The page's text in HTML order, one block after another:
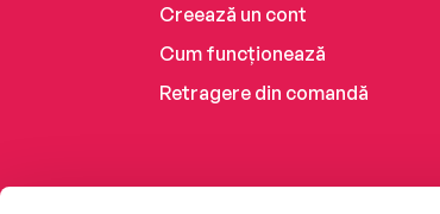
Creează un cont
Cum funcționează
Retragere din comandă